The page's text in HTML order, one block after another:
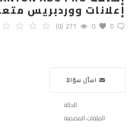
إعلانات ووردبريس
0
(0) 0
271
اسأل سؤالاً
الحالة
الملفات المضمنة